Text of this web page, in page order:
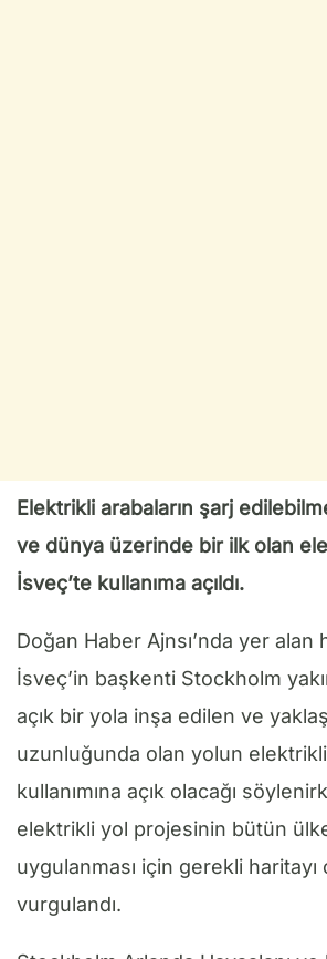
Elektrikli arabaların şarj
ve dünya üzerinde bir ilk olan
İsveç’te kullanıma açıldı.
Doğan Haber Ajnsı’nda yer alan
İsveç’in başkenti Stockholm
açık bir yola inşa edilen ve
uzunluğunda olan yolun
kullanımına açık olacağı
elektrikli yol projesinin bütün
uygulanması için gerekli haritayı
vurgulandı.